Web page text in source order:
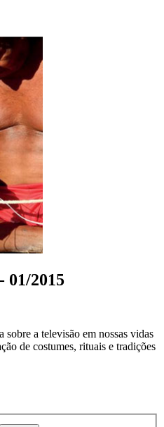
01/2015
a televisão em nossas vidas
de costumes, rituais e tradições